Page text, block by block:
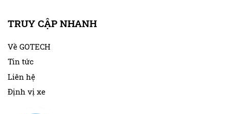
TRUY CẬP NHANH
Về GOTECH
Tin tức
Liên hệ
Định vị xe